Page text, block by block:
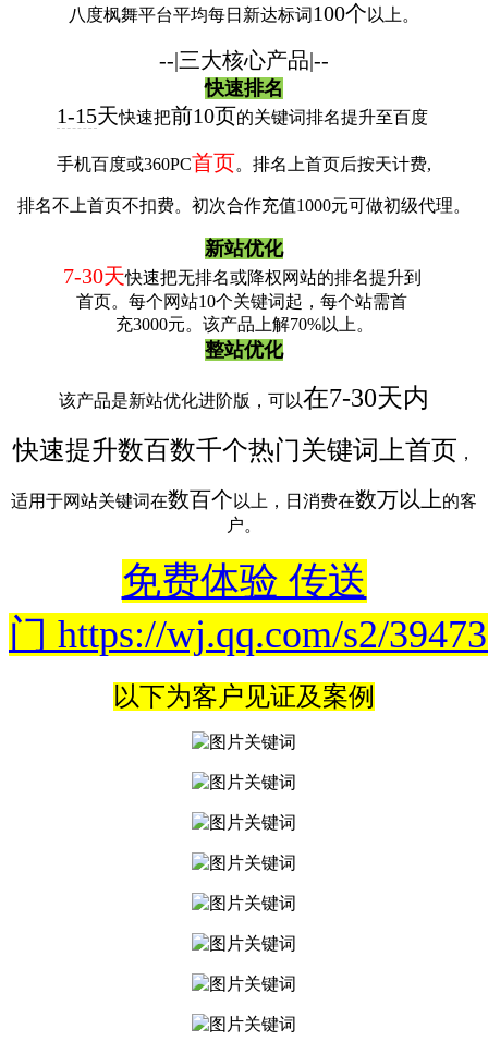
八度枫舞平台平均每日新达标词100个 以上。
--|三大核心产品|--
快速排名
1-15天快速把前10页的关键词排名提升至百度
手机百度或360PC首页。排名上首页后按天计费,
排名不上首页不扣费。初次合作充值1000元可做初级代理。
新站优化
7-30天快速把无排名或降权网站的排名提升到
首页。每个网站10个关键词起，每个站需首
充3000元。该产品上解70%以上。
整站优化
该产品是新站优化进阶版，可以在7-30天内
快速提升数百数千个热门关键词上首页 ，
适用于网站关键词在数百个 以上，日消费在数万以上的客
户。
免费体验 传送
门 https://wj.qq.com/s2/
以下为客户见证及案例